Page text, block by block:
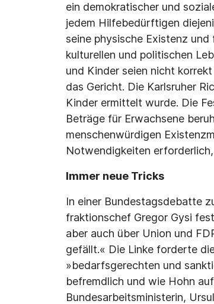
ein demokratischer und
jedem Hilfebedürftigen
seine physische Existenz
kulturellen und politischen
und Kinder seien nicht
das Gericht. Die Karls­ruher
Kinder ermittelt wurde. Die
Beträge für Erwachsene
menschen­würdigen
Not­wendigkeiten
Immer neue Tricks
In einer Bundestagsdebatte
fraktionschef Gregor Gysi
aber auch über Union und
gefällt.« Die Linke forderte
»bedarfsgerechten und
befremdlich und wie Hohn
Bundesarbeitsministerin,